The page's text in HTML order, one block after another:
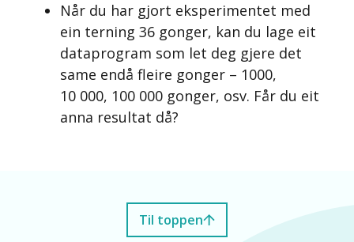
Når du har gjort eksperimentet med
ein terning 36 gonger, kan du lage eit
dataprogram som let deg gjere det
same endå fleire gonger – 1000,
10 000, 100 000 gonger, osv. Får du eit
anna resultat då?
Til toppen